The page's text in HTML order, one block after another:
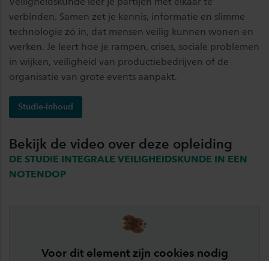
verbinden. Samen zet je kennis, informatie en slimme
technologie zó in, dat mensen veilig kunnen wonen en
werken. Je leert hoe je rampen, crises, sociale problemen
in wijken, veiligheid van productiebedrijven of de
organisatie van grote events aanpakt.
Studie-inhoud
Bekijk de video over deze opleiding
DE STUDIE INTEGRALE VEILIGHEIDSKUNDE IN EEN
NOTENDOP
Voor dit element zijn cookies nodig